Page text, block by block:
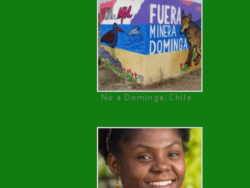
No a Dominga, Chile